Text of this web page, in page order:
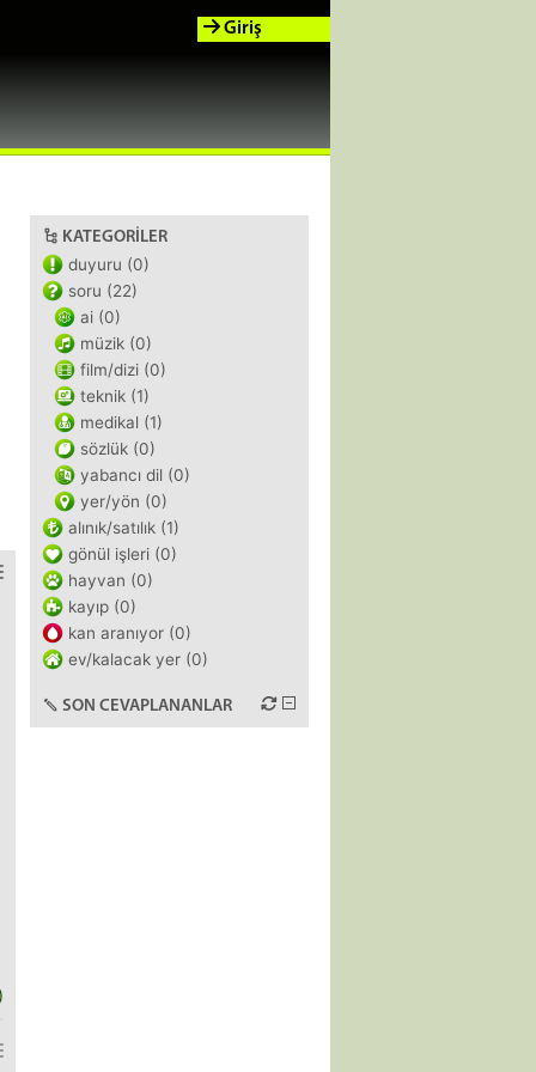
Giriş
KATEGORILER
duyuru (0)
soru (22)
ai (0)
müzik (0)
film/dizi (0)
teknik (1)
medikal (1)
sözlük (0)
yabancı dil (0)
yer/yön (0)
alınık/satılık (1)
gönül işleri (0)
hayvan (0)
kayıp (0)
kan aranıyor (0)
ev/kalacak yer (0)
SON CEVAPLANANLAR